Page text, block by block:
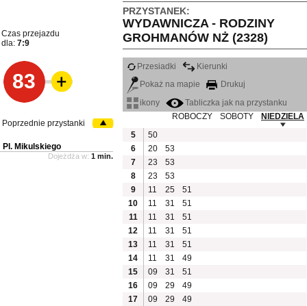
PRZYSTANEK:
WYDAWNICZA - RODZINY
GROHMANÓW NŻ (2328)
Czas przejazdu
dla: 7:9
83
Przesiadki
Kierunki
Pokaż na mapie
Drukuj
ikony
Tabliczka jak na przystanku
ROBOCZY
SOBOTY
NIEDZIELA
5
50
6
20
53
7
23
53
8
23
53
9
11 25
51
10
11 31
51
11
11 31
51
12
11 31
51
13
11 31
51
14
11 31
49
15
09 31
51
16
09 29
49
17
09 29 49
Poprzednie przystanki
Pl. Mikulskiego
Dojeżdża w: 1 min.